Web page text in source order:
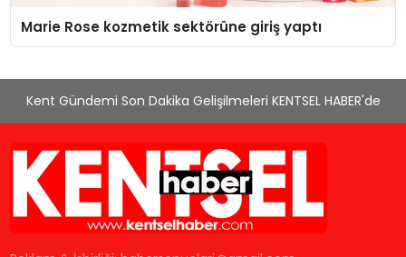
Marie Rose kozmetik sektörüne giriş yaptı
Kent Gündemi Son Dakika Gelişilmeleri KENTSEL HABER'de